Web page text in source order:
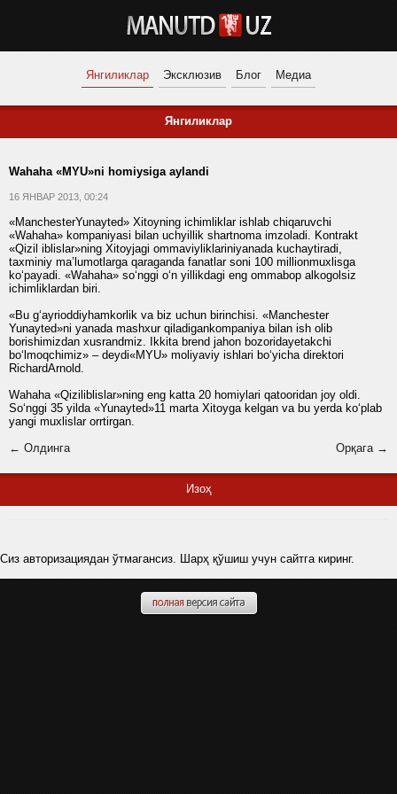
Янгиликлар Эксклюзив Блог Медиа
Янгиликлар
Wahaha «MYU»ni homiysiga aylandi
16 ЯНВАР 2013, 00:24
«ManchesterYunayted» Xitoyning ichimliklar ishlab chiqaruvchi
«Wahaha» kompaniyasi bilan uchyillik shartnoma imzoladi. Kontrakt
«Qizil iblislar»ning Xitoyjagi ommaviyliklariniyanada kuchaytiradi,
taxminiy ma’lumotlarga qaraganda fanatlar soni 100 millionmuxlisga
ko‘payadi. «Wahaha» so‘nggi o‘n yillikdagi eng ommabop alkogolsiz
ichimliklardan biri.
«Bu g‘ayrioddiyhamkorlik va biz uchun birinchisi. «Manchester
Yunayted»ni yanada mashxur qiladigankompaniya bilan ish olib
borishimizdan xusrandmiz. Ikkita brend jahon bozoridayetakchi
bo‘lmoqchimiz» – deydi«MYU» moliyaviy ishlari bo‘yicha direktori
RichardArnold.
Wahaha «Qiziliblislar»ning eng katta 20 homiylari qatooridan joy oldi.
So‘nggi 35 yilda «Yunayted»11 marta Xitoyga kelgan va bu yerda ko‘plab
yangi muxlislar orrtirgan.
← Олдинга
Орқага →
Изоҳ
Сиз авторизациядан ўтмагансиз. Шарҳ қўшиш учун сайтга киринг.